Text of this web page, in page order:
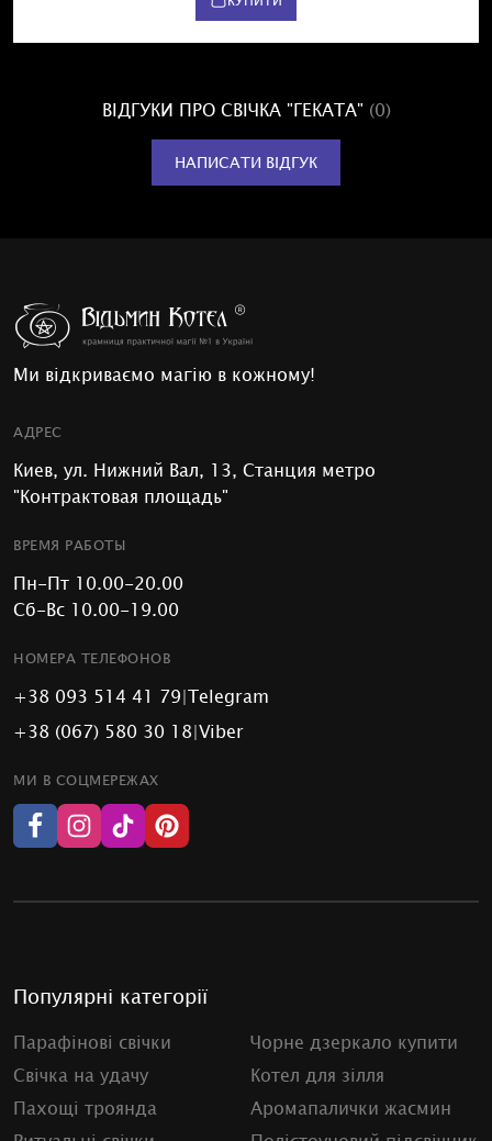
ВІДГУКИ ПРО СВІЧКА "ГЕКАТА" (0)
НАПИСАТИ ВІДГУК
Ми відкриваємо магію в кожному!
АДРЕС
Киев, ул. Нижний Вал, 13, Станция метро
"Контрактовая площадь"
ВРЕМЯ РАБОТЫ
Пн-Пт 10.00-20.00
Сб-Вс 10.00-19.00
НОМЕРА ТЕЛЕФОНОВ
+38 093 514 41 79|Telegram
+38 (067) 580 30 18|Viber
МИ В СОЦМЕРЕЖАХ
Популярні категорії
Парафінові свічки
Чорне дзеркало купити
Свічка на удачу
Котел для зілля
Пахощі троянда
Аромапалички жасмин